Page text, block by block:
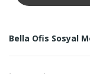
Bella Ofis Sosyal